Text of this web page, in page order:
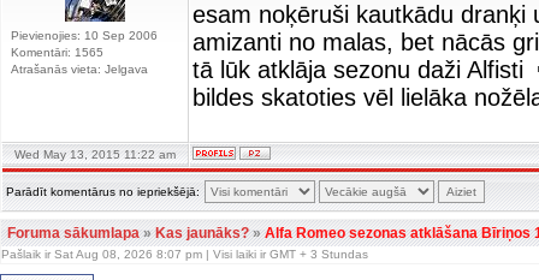
Pievienojies: 10 Sep 2006
Komentāri: 1565
Atrašanās vieta: Jelgava
esam noķēruši kautkādu
amizanti no malas, bet nācās
tā lūk atklāja sezonu daži Alfisti
bildes skatoties vēl lielāka
Wed May 13, 2015 11:22 am
Parādīt komentārus no iepriekšējā:
Foruma sākumlapa»Kas jaunāks?»Alfa Romeo sezonas atklāšana Bīriņos
Pašlaik ir Sat Aug 08, 2026 8:07 pm | Visi laiki ir GMT + 3 Stundas